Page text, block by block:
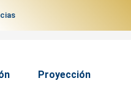
Proyección